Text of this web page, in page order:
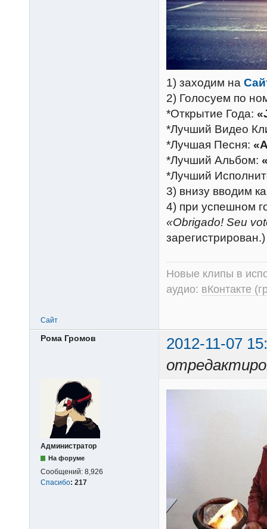
1) заходим на
2) Голосуем по
*Открытие Года:
*Лучший Видео
*Лучшая Песня:
*Лучший Альбом:
*Лучший
3) внизу вводим
4) при успешном
«Obrigado! Seu
зарегистрирован.)
Новые клипы в
аудио: вКонтакте
Сайт
Рома Громов
2012-11-07
Администратор
На форуме
Сообщений: 8,926
Спасибо: 217